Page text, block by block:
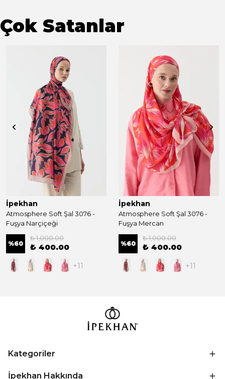
Çok Satanlar
İpekhan
Atmosphere Soft Şal 3076 -
Fuşya Narçiçeği
%60
₺ 1,000.00
₺ 400.00
+11
İpekhan
Atmosphere Soft Şal 3076 -
Fuşya Mercan
%60
₺ 1,000.00
₺ 400.00
+11
Kategoriler
İpekhan Hakkında